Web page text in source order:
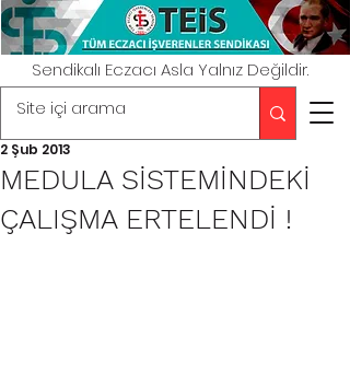
Sendikalı Eczacı Asla Yalnız Değildir.
MEDULA SİSTEMİNDEKİ
ÇALIŞMA ERTELENDİ !
2 Şub 2013